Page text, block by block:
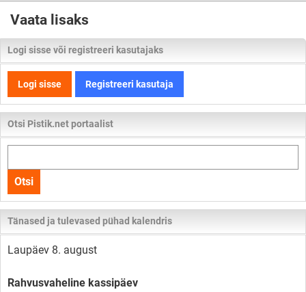
Vaata lisaks
Logi sisse või registreeri kasutajaks
Logi sisse Registreeri kasutaja
Otsi Pistik.net portaalist
kogu
lehelt
Otsi
Tänased ja tulevased pühad kalendris
Laupäev 8. august
Rahvusvaheline kassipäev